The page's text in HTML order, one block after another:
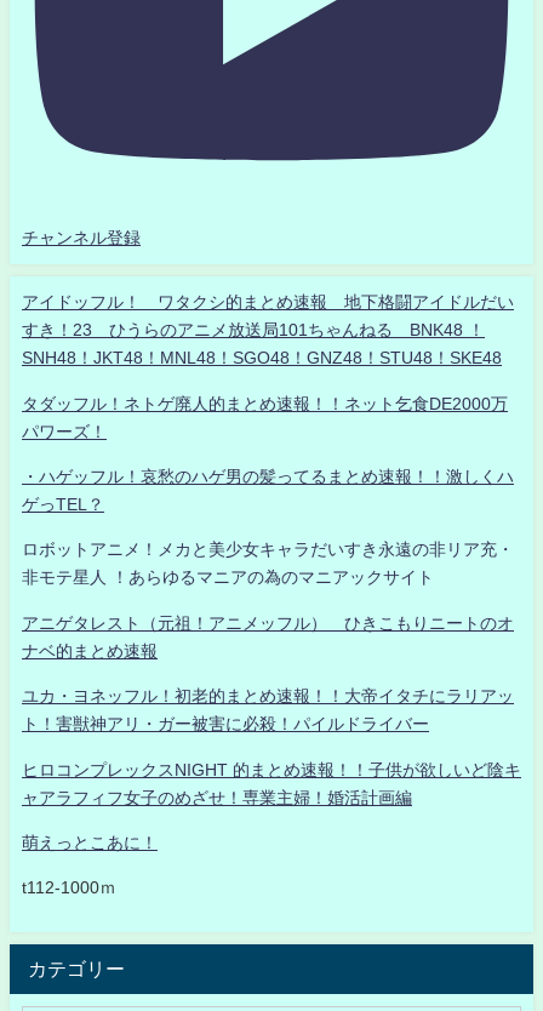
チャンネル登録
アイドッフル！ ワタクシ的まとめ速報 地下格闘アイドルだい
すき！23 ひうらのアニメ放送局101ちゃんねる BNK48 ！
SNH48！JKT48！MNL48！SGO48！GNZ48！STU48！SKE48
タダッフル！ネトゲ廃人的まとめ速報！！ネット乞食DE2000万
パワーズ！
・ハゲッフル！哀愁のハゲ男の髪ってるまとめ速報！！激しくハ
ゲっTEL？
ロボットアニメ！メカと美少女キャラだいすき永遠の非リア充・
非モテ星人 ！あらゆるマニアの為のマニアックサイト
アニゲタレスト（元祖！アニメッフル） ひきこもりニートのオ
ナベ的まとめ速報
ユカ・ヨネッフル！初老的まとめ速報！！大帝イタチにラリアッ
ト！害獣神アリ・ガー被害に必殺！パイルドライバー
ヒロコンプレックスNIGHT 的まとめ速報！！子供が欲しいど陰キ
ャアラフィフ女子のめざせ！専業主婦！婚活計画編
萌えっとこあに！
t112-1000ｍ
カテゴリー